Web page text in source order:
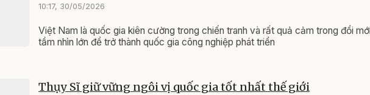
10:17, 30/05/2026
Việt Nam là quốc gia kiên cường trong chiến tranh và rất quả cảm trong đổi
tầm nhìn lớn để trở thành quốc gia công nghiệp phát triển
Thụy Sĩ giữ vững ngôi vị quốc gia tốt nhất thế giới